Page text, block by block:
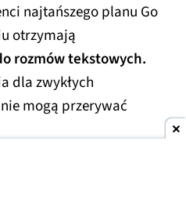
najtańszego planu Go
otrzymają
rozmów tekstowych.
dla zwykłych
mogą przerywać